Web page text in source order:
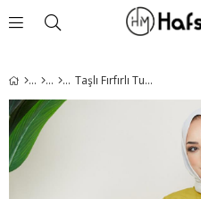
Taşlı Fırfırlı Tunik Yağ Yeşili